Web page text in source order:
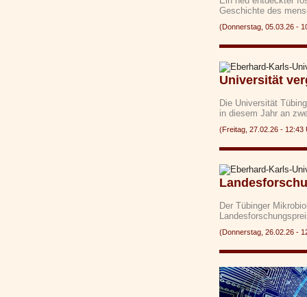
Geschichte des
(Donnerstag, 05.03.26 -
Universität
Die Universität
in diesem Jahr an
(Freitag, 27.02.26 -
Der Tübinger
(Donnerstag, 26.02.26 -